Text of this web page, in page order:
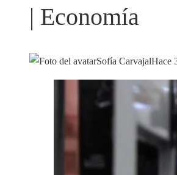
| Economía
Sofía CarvajalHace